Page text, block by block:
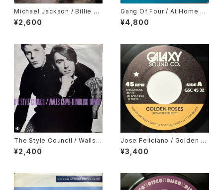
Michael Jackson / Billie Je
an, It's The Falling In Love
¥2,600
Gang Of Four / At Home H
e's A Tourist / It's Her Fact
ory
¥4,800
The Style Council / Walls
Come Tumbling Down!
¥2,400
Jose Feliciano / Golden La
dy, Gene Harris / Losalamit
oslatinfunklovesong
¥3,400